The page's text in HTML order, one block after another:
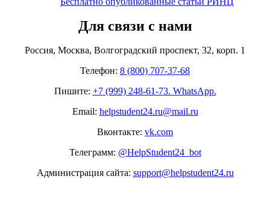
Для связи с нами
Россия, Москва, Волгоградский проспект, 32, корп. 1
Телефон: 8 (800) 707-37-68
Пишите: +7 (999) 248-61-73. WhatsApp.
Email: helpstudent24.ru@mail.ru
Вконтакте: vk.com
Телеграмм: @HelpStudent24_bot
Администрация сайта: support@helpstudent24.ru